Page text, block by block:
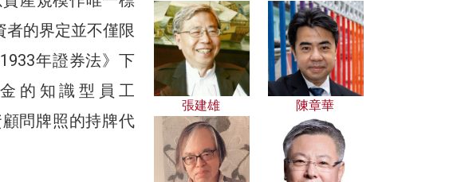
的界定並不僅限
年證券法》下
的知識型員工
顧問牌照的持牌代
張建雄 陳章華